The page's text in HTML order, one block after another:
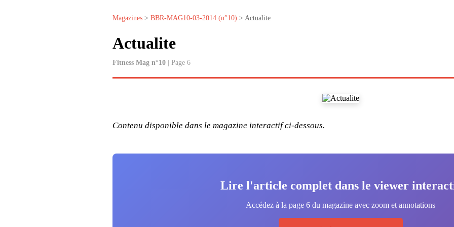
Magazines > BBR-MAG10-03-2014 (n°10) > Actualite
Actualite
Fitness Mag n°10 | Page 6
Contenu disponible dans le magazine interactif ci-dessous.
Lire l'article complet dans le viewer
Accédez à la page 6 du magazine avec zoom et annotations